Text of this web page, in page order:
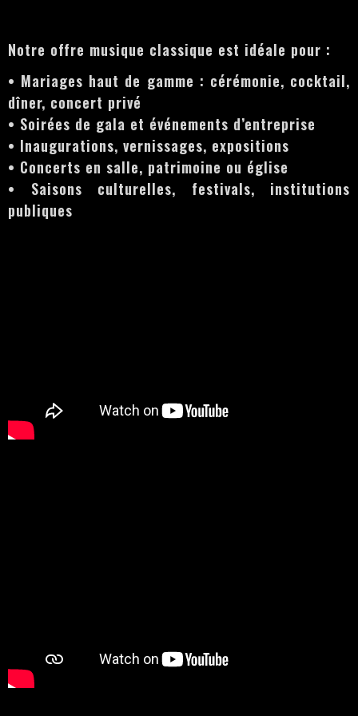
Notre offre musique classique est idéale pour :
• Mariages haut de gamme : cérémonie, cocktail,
dîner, concert privé
• Soirées de gala et événements d’entreprise
• Inaugurations, vernissages, expositions
• Concerts en salle, patrimoine ou église
• Saisons culturelles, festivals, institutions
publiques